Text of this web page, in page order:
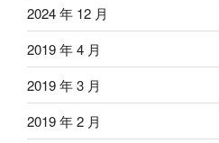
2024 年 12 月
2019 年 4 月
2019 年 3 月
2019 年 2 月